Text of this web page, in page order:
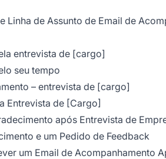
Linha de Assunto de Email de
entrevista de [cargo]
seu tempo
– entrevista de [cargo]
Entrevista de [Cargo]
após Entrevista de
e um Pedido de Feedback
um Email de Acompanhamento